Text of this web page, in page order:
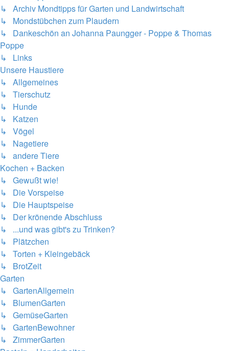
↳ Archiv Mondtipps für Garten und Landwirtschaft
↳ Mondstübchen zum Plaudern
↳ Dankeschön an Johanna Paungger - Poppe & Thomas
Poppe
↳ Links
Unsere Haustiere
↳ Allgemeines
↳ Tierschutz
↳ Hunde
↳ Katzen
↳ Vögel
↳ Nagetiere
↳ andere Tiere
Kochen + Backen
↳ Gewußt wie!
↳ Die Vorspeise
↳ Die Hauptspeise
↳ Der krönende Abschluss
↳ ...und was gibt's zu Trinken?
↳ Plätzchen
↳ Torten + Kleingebäck
↳ BrotZeit
Garten
↳ GartenAllgemein
↳ BlumenGarten
↳ GemüseGarten
↳ GartenBewohner
↳ ZimmerGarten